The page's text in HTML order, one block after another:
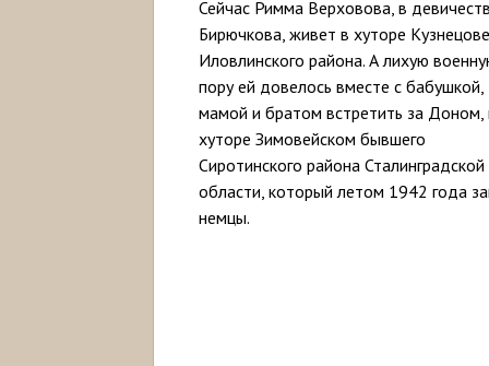
Сейчас Римма Верховова, в
Бирючкова, живет в хуторе Кузнецове
Иловлинского района. А лихую
пору ей довелось вместе с бабушкой,
мамой и братом встретить за Доном,
хуторе Зимовейском бывшего
Сиротинского района Сталинградской
области, который летом 1942 года
немцы.